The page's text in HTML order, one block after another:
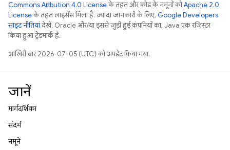
Commons Attribution 4.0 Licenseके तहत और कोड के नमूनों कोApache 2.0
Licenseके तहत लाइसेंस मिला है. ज़्यादा जानकारी के लिए, Google Developers
साइट नीतियांदेखें. Oracle और/या इससे जुड़ी हुई कंपनियों का, Java एक रजिस्टर
किया हुआ ट्रेडमार्क है.
आखिरी बार 2026-07-05 (UTC) को अपडेट किया गया.
जानें
मार्गदर्शिका
संदर्भ
नमूने